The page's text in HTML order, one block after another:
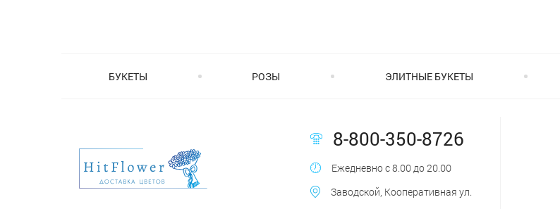
БУКЕТЫ РОЗЫ ЭЛИТНЫЕ БУКЕТЫ
8-800-350-8726
Ежедневно с 8.00 до 20.00
Заводской, Кооперативная ул.